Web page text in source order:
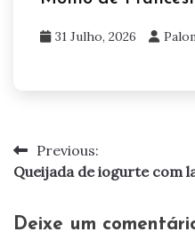
31 Julho, 2026
Navegação
de
artigos
Previous:
Queijada de iogurte com
Deixe um